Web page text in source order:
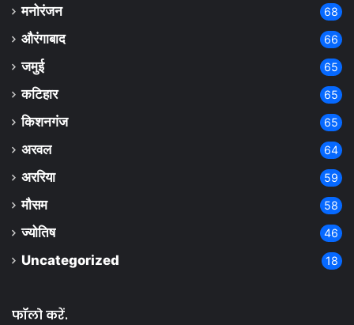
मनोरंजन 68
औरंगाबाद 66
जमुई 65
कटिहार 65
किशनगंज 65
अरवल 64
अररिया 59
मौसम 58
ज्योतिष 46
Uncategorized 18
फॉलो करें.